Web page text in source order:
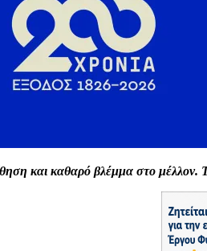
και καθαρό βλέμμα στο μέλλον.